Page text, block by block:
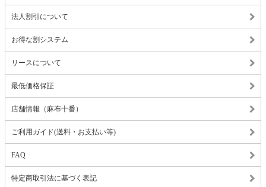
法人割引について
お得な割システム
リースについて
最低価格保証
店舗情報（麻布十番）
ご利用ガイド(送料・お支払い等)
FAQ
特定商取引法に基づく表記